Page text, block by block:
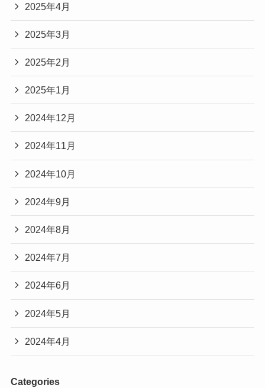
2025年4月
2025年3月
2025年2月
2025年1月
2024年12月
2024年11月
2024年10月
2024年9月
2024年8月
2024年7月
2024年6月
2024年5月
2024年4月
Categories